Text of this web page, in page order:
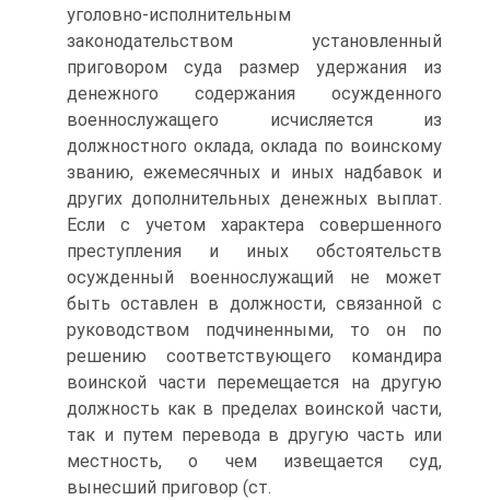
уголовно-исполнительным
законодательством установленный
приговором суда размер удержания из
денежного содержания осужденного
военнослужащего исчисляется из
должностного оклада, оклада по воинскому
званию, ежемесячных и иных надбавок и
других дополнительных денежных выплат.
Если с учетом характера совершенного
преступления и иных обстоятельств
осужденный военнослужащий не может
быть оставлен в должности, связанной с
руководством подчиненными, то он по
решению соответствующего командира
воинской части перемещается на другую
должность как в пределах воинской части,
так и путем перевода в другую часть или
местность, о чем извещается суд,
вынесший приговор (ст.